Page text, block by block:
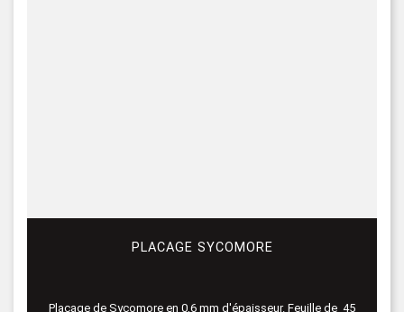
PLACAGE SYCOMORE
Placage de Sycomore en 0,6 mm d'épaisseur. Feuille de 45